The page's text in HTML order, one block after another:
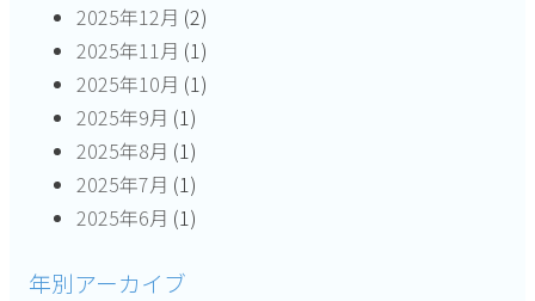
2025年12月 (2)
2025年11月 (1)
2025年10月 (1)
2025年9月 (1)
2025年8月 (1)
2025年7月 (1)
2025年6月 (1)
年別アーカイブ